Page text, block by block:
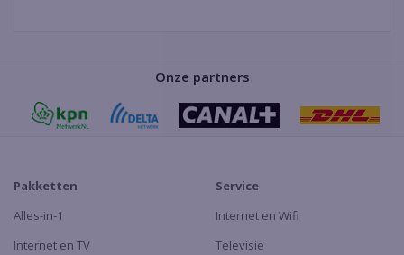
Onze partners
Pakketten
Alles-in-1
Internet en TV
Service
Internet en Wifi
Televisie